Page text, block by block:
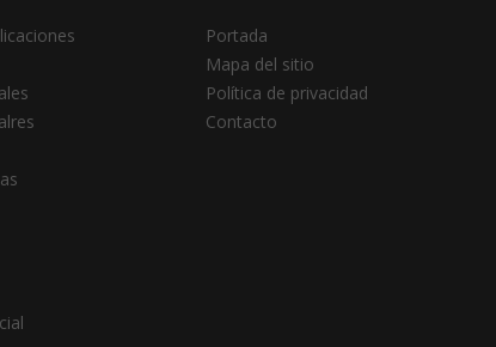
Portada
Mapa del sitio
Política de privacidad
Contacto